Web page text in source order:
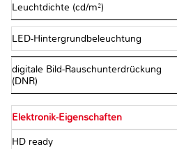
Leuchtdichte (cd/m²)
LED-Hintergrundbeleuchtung
digitale Bild-Rauschunterdrückung
(DNR)
Elektronik-Eigenschaften
HD ready